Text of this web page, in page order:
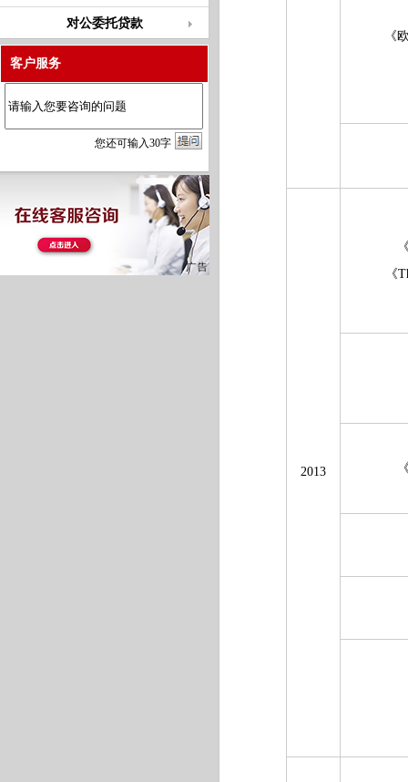
对公委托贷款
客户服务
您还可输入30字
《
2013
《